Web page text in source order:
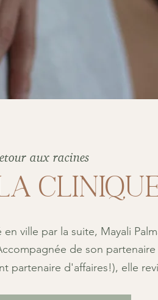
aux racines
ville par la suite, Mayali
de son
partenaire d'affaires!), elle